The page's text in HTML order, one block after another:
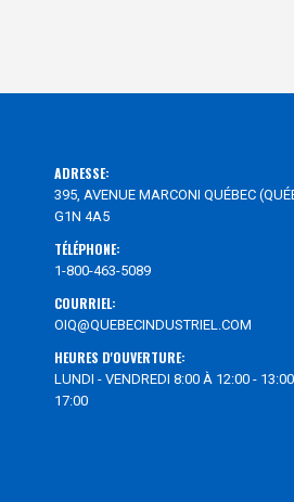
ADRESSE:
395, AVENUE MARCONI QUÉBEC
G1N 4A5
TÉLÉPHONE:
1-800-463-5089
COURRIEL:
OIQ@QUEBECINDUSTRIEL.COM
HEURES D'OUVERTURE:
LUNDI - VENDREDI 8:00 À 12:00 -
17:00